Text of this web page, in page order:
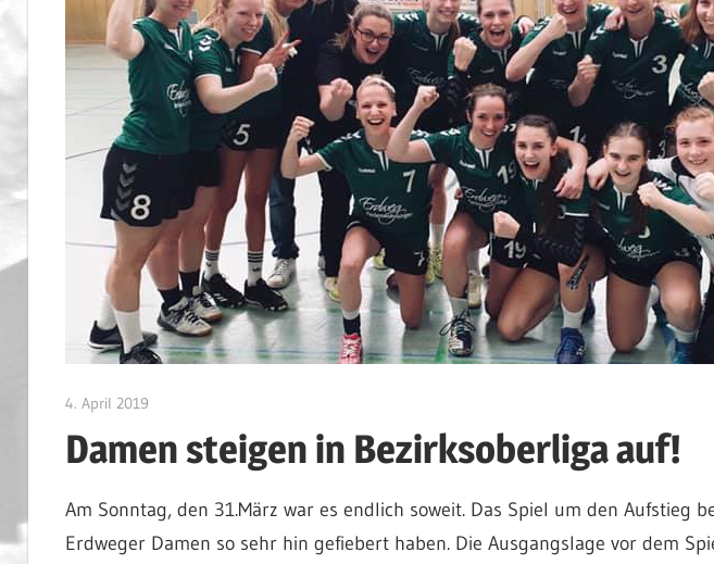
4. April 2019
Damen steigen in Bezirksoberliga auf!
Am Sonntag, den 31.März war es endlich soweit. Das Spiel um den Aufstieg
Erdweger Damen so sehr hin gefiebert haben. Die Ausgangslage vor dem